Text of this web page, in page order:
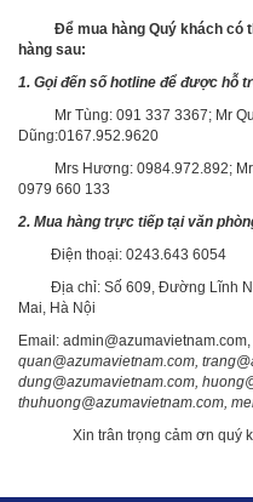
Để mua hàng Quý khách có
hàng sau:
1. Gọi đến số hotline để được hỗ
Mr Tùng: 091 337 3367; Mr
Dũng:0167.952.9620
Mrs Hương: 0984.972.892; Mrs
0979 660 133
2. Mua hàng trực tiếp tại văn
Điện thoại: 0243.643 6054
Địa chỉ: Số 609, Đường Lĩnh
Mai, Hà Nội
Email: admin@azumavietnam.com,
quan@azumavietnam.com,
dung@azumavietnam.com,
thuhuong@azumavietnam.com,
Xin trân trọng cảm ơn quý